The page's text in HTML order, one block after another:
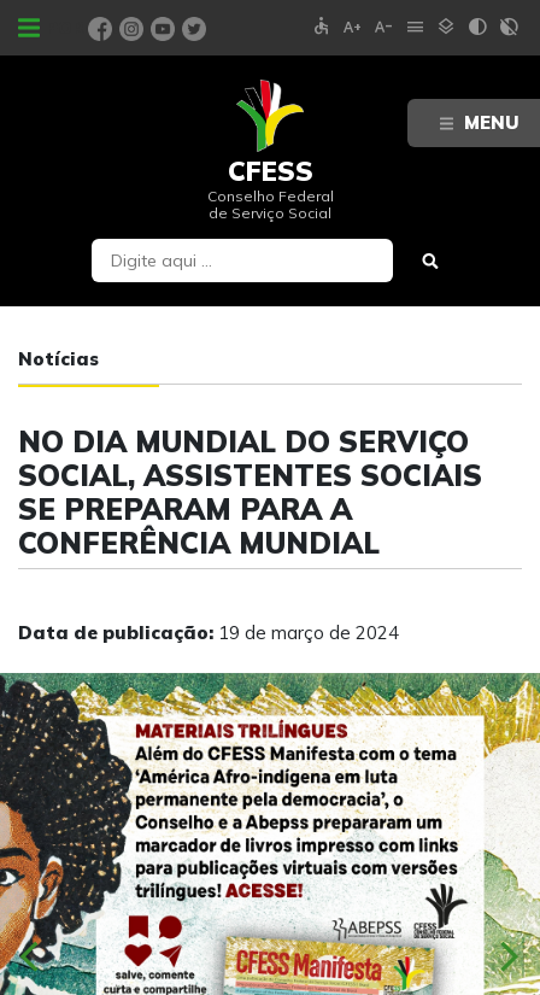
MENU
PORTAIS accessible text_increase text_decrease menu layers contrast contrast_rtl_off
CFESS
Conselho Federal
de Serviço Social
Notícias
NO DIA MUNDIAL DO SERVIÇO
SOCIAL, ASSISTENTES SOCIAIS
SE PREPARAM PARA A
CONFERÊNCIA MUNDIAL
Data de publicação: 19 de março de 2024
chevron_left chevron_right